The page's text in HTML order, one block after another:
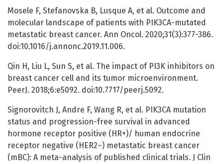
Mosele F, Stefanovska B, Lusque A, et al. Outcome and
molecular landscape of patients with PIK3CA-mutated
metastatic breast cancer. Ann Oncol. 2020;31(3):377-386.
doi:10.1016/j.annonc.2019.11.006.
Qin H, Liu L, Sun S, et al. The impact of PI3K inhibitors on
breast cancer cell and its tumor microenvironment.
PeerJ. 2018;6:e5092. doi:10.7717/peerj.5092.
Signorovitch J, Andre F, Wang R, et al. PIK3CA mutation
status and progression-free survival in advanced
hormone receptor positive (HR+)/ human endocrine
receptor negative (HER2–) metastatic breast cancer
(mBC): A meta-analysis of published clinical trials. J Clin